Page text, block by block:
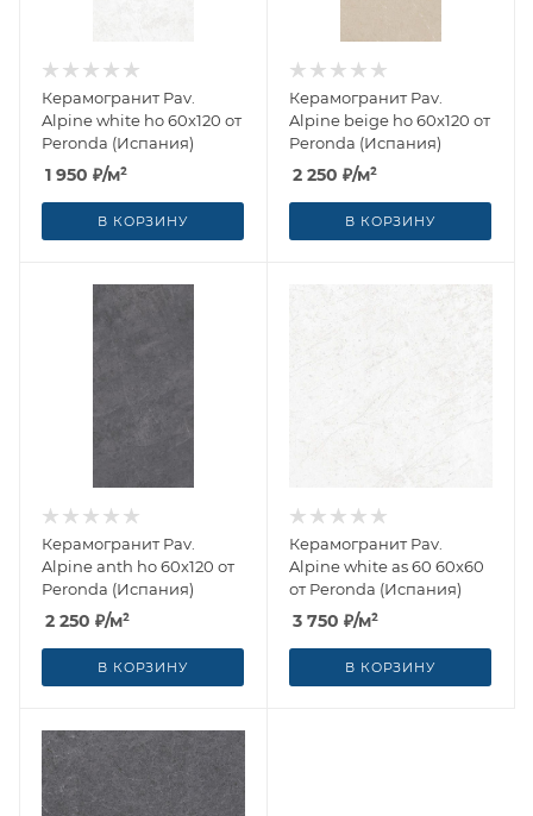
Керамогранит Pav.
Alpine white ho 60x120 от
Peronda (Испания)
1 950 ₽/м²
В КОРЗИНУ
Керамогранит Pav.
Alpine beige ho 60x120 от
Peronda (Испания)
2 250 ₽/м²
В КОРЗИНУ
Керамогранит Pav.
Alpine anth ho 60x120 от
Peronda (Испания)
2 250 ₽/м²
В КОРЗИНУ
Керамогранит Pav.
Alpine white as 60 60x60
от Peronda (Испания)
3 750 ₽/м²
В КОРЗИНУ